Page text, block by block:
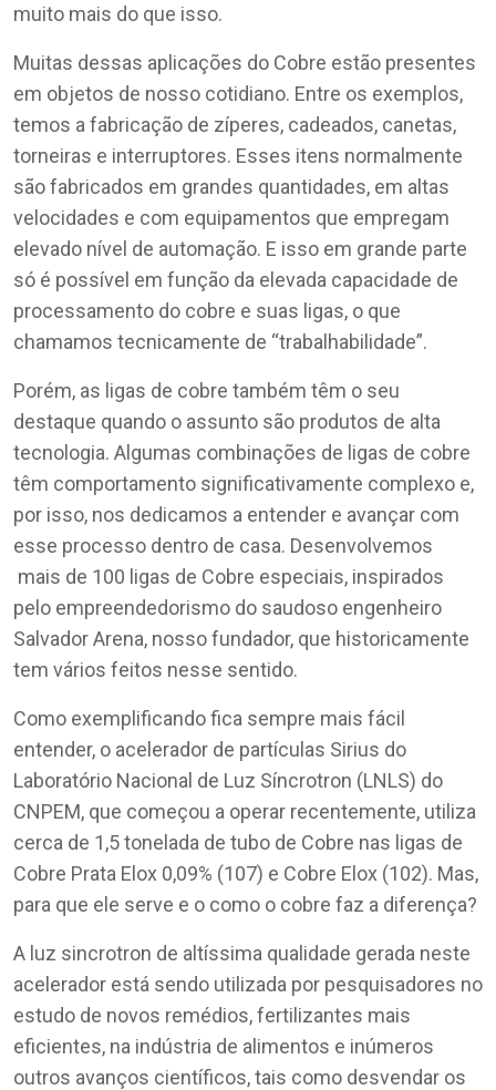
muito mais do que isso.
Muitas dessas aplicações do Cobre estão presentes
em objetos de nosso cotidiano. Entre os exemplos,
temos a fabricação de zíperes, cadeados, canetas,
torneiras e interruptores. Esses itens normalmente
são fabricados em grandes quantidades, em altas
velocidades e com equipamentos que empregam
elevado nível de automação. E isso em grande parte
só é possível em função da elevada capacidade de
processamento do cobre e suas ligas, o que
chamamos tecnicamente de “trabalhabilidade”.
Porém, as ligas de cobre também têm o seu
destaque quando o assunto são produtos de alta
tecnologia. Algumas combinações de ligas de cobre
têm comportamento significativamente complexo e,
por isso, nos dedicamos a entender e avançar com
esse processo dentro de casa. Desenvolvemos
mais de 100 ligas de Cobre especiais, inspirados
pelo empreendedorismo do saudoso engenheiro
Salvador Arena, nosso fundador, que historicamente
tem vários feitos nesse sentido.
Como exemplificando fica sempre mais fácil
entender, o acelerador de partículas Sirius do
Laboratório Nacional de Luz Síncrotron (LNLS) do
CNPEM, que começou a operar recentemente, utiliza
cerca de 1,5 tonelada de tubo de Cobre nas ligas de
Cobre Prata Elox 0,09% (107) e Cobre Elox (102). Mas,
para que ele serve e o como o cobre faz a diferença?
A luz sincrotron de altíssima qualidade gerada neste
acelerador está sendo utilizada por pesquisadores no
estudo de novos remédios, fertilizantes mais
eficientes, na indústria de alimentos e inúmeros
outros avanços científicos, tais como desvendar os